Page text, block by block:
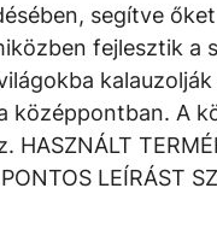
segítve
fejlesztik
A
LEÍRÁST